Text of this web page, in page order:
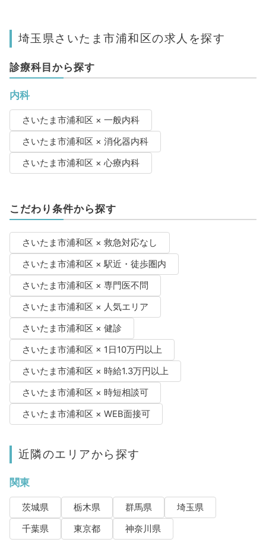
埼玉県さいたま市浦和区の求人を探す
診療科目から探す
内科
さいたま市浦和区 × 一般内科
さいたま市浦和区 × 消化器内科
さいたま市浦和区 × 心療内科
こだわり条件から探す
さいたま市浦和区 × 救急対応なし
さいたま市浦和区 × 駅近・徒歩圏内
さいたま市浦和区 × 専門医不問
さいたま市浦和区 × 人気エリア
さいたま市浦和区 × 健診
さいたま市浦和区 × 1日10万円以上
さいたま市浦和区 × 時給1.3万円以上
さいたま市浦和区 × 時短相談可
さいたま市浦和区 × WEB面接可
近隣のエリアから探す
関東
茨城県 栃木県 群馬県
埼玉県
千葉県
東京都 神奈川県